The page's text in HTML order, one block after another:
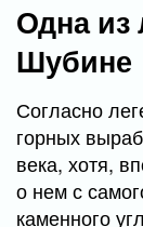
Одна из
Шубине
Согласно
горных
века, хотя,
о нем с
каменного